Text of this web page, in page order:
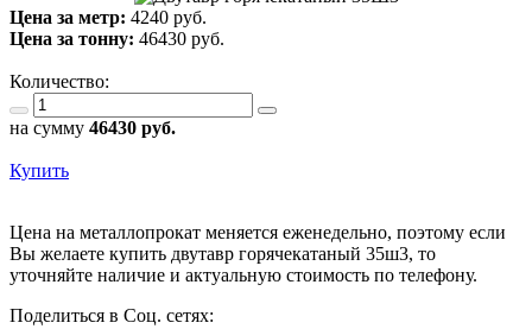
Цена за метр: 4240 руб.
Цена за тонну: 46430 руб.
Количество:
на сумму 46430 руб.
Купить
Цена на металлопрокат меняется еженедельно, поэтому если
Вы желаете купить двутавр горячекатаный 35ш3, то
уточняйте наличие и актуальную стоимость по телефону.
Поделиться в Соц. сетях: